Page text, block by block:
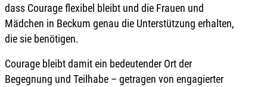
dass Courage flexibel bleibt und die Frauen und
Mädchen in Beckum genau die Unterstützung erhalten,
die sie benötigen.
Courage bleibt damit ein bedeutender Ort der
Begegnung und Teilhabe – getragen von engagierter